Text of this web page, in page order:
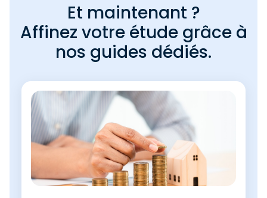
Et maintenant ?
Affinez votre étude grâce à
nos guides dédiés.